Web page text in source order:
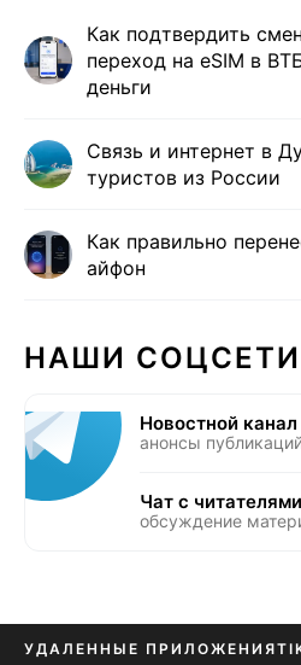
Как подтвердить
переход на eSIM в
деньги
Связь и интернет в
туристов из России
Как правильно
айфон
НАШИ СОЦСЕТИ
Новостной канал
анонсы
Чат с читателями
обсуждение
УДАЛЕННЫЕ ПРИЛОЖЕНИЯ